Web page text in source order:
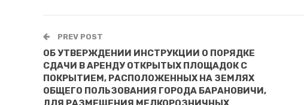
PREV POST
ОБ УТВЕРЖДЕНИИ ИНСТРУКЦИИ О ПОРЯДКЕ
СДАЧИ В АРЕНДУ ОТКРЫТЫХ ПЛОЩАДОК С
ПОКРЫТИЕМ, РАСПОЛОЖЕННЫХ НА ЗЕМЛЯХ
ОБЩЕГО ПОЛЬЗОВАНИЯ ГОРОДА БАРАНОВИЧИ,